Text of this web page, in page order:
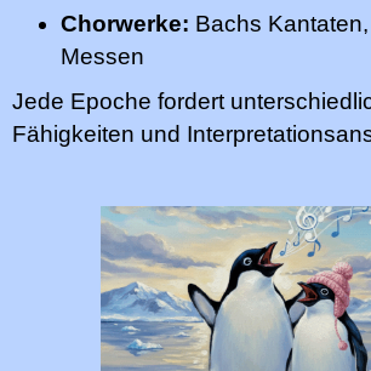
Chorwerke: Bachs
Messen
Jede Epoche fordert
Fähigkeiten und